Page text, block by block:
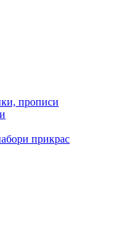
прописи
прикрас